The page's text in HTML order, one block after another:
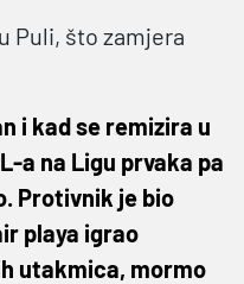
Puli, što zamjera
i kad se remizira u
a na Ligu prvaka pa
Protivnik je bio
playa igrao
utakmica, mormo